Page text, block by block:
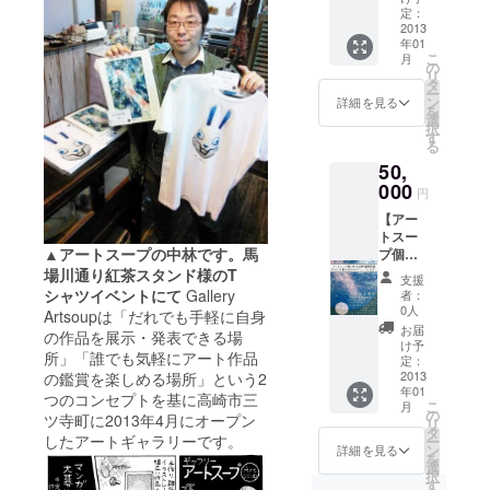
▲アートスープの中林です。馬
場川通り紅茶スタンド様のT
シャツイベントにて Gallery
Artsoupは「だれでも手軽に自身
の作品を展示・発表できる場
所」「誰でも気軽にアート作品
の鑑賞を楽しめる場所」という2
つのコンセプトを基に高崎市三
ツ寺町に2013年4月にオープン
したアートギャラリーです。
回～三
回ぐら
い参加
できま
す。
使える
商品券
です。
お好き
な作品
30000
円分を
お選び
す。
定：
2013
年01
月
詳細を見る
こ
の
リ
タ
ー
ン
を
選
択
す
る
50,
000 円
【アー
トスー
プ個展
開催
券 水
～月、
搬入日
含め6日
間分】
展示室
を一室
貸し
きって
の個
展・ま
たはグ
支援
者：
0人
お届
け予
定：
2013
年01
月
詳細を見る
こ
の
リ
タ
ー
ン
を
選
択
す